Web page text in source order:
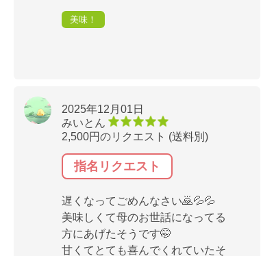
美味！
2025年12月01日
みいとん
2,500円のリクエスト (送料別)
指名リクエスト
遅くなってごめんなさい🙇💦💦
美味しくて母のお世話になってる
方にあげたそうです🤭
甘くてとても喜んでくれていたそ